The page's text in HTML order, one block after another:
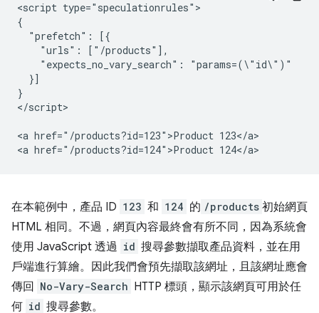
<script type="speculationrules">
{
  "prefetch": [{
    "urls": ["/products"],
    "expects_no_vary_search": "params=(\"id\")"
  }]
}
</script>
<a href="/products?id=123">Product 123</a>
在本範例中，產品 ID 123 和 124 的 /products 初始網頁
HTML 相同。不過，網頁內容最終會有所不同，因為系統會
使用 JavaScript 透過 id 搜尋參數擷取產品資料，並在用
戶端進行算繪。因此我們會預先擷取該網址，且該網址應會
傳回
No-Vary-Search HTTP 標頭，顯示該網頁可用於任
何 id 搜尋參數。